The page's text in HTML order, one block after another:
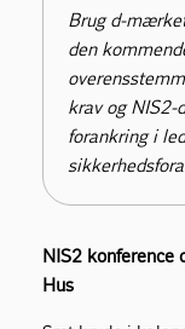
Brug d-
den
krav og
forankring i
NIS2
Hus